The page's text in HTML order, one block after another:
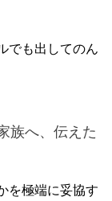
でも出してのん
族へ、伝えた
を極端に妥協す